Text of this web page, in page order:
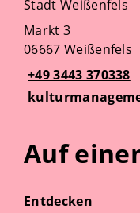
Stadt Weißenfels
Markt 3
06667 Weißenfels
+49 3443 370338
Auf
Entdecken